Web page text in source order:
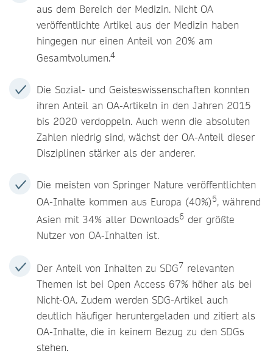
aus dem Bereich der Medizin. Nicht OA
veröffentlichte Artikel aus der Medizin haben
hingegen nur einen Anteil von 20% am
Gesamtvolumen.4
Die Sozial- und Geisteswissenschaften konnten
ihren Anteil an OA-Artikeln in den Jahren 2015
bis 2020 verdoppeln. Auch wenn die absoluten
Zahlen niedrig sind, wächst der OA-Anteil dieser
Disziplinen stärker als der anderer.
Die meisten von Springer Nature veröffentlichten
OA-Inhalte kommen aus Europa (40%)5, während
Asien mit 34% aller Downloads6 der größte
Nutzer von OA-Inhalten ist.
Der Anteil von Inhalten zu SDG7 relevanten
Themen ist bei Open Access 67% höher als bei
Nicht-OA. Zudem werden SDG-Artikel auch
deutlich häufiger heruntergeladen und zitiert als
OA-Inhalte, die in keinem Bezug zu den SDGs
stehen.